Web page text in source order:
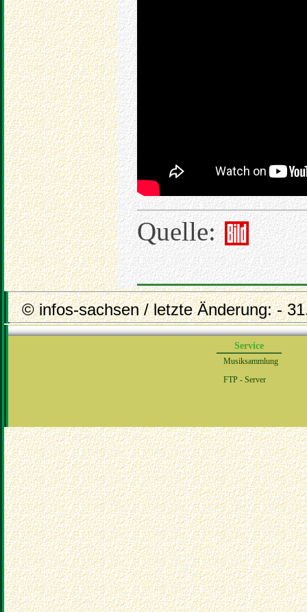
Quelle:
© infos-sachsen / letzte Änderung: -
Service
Musiksammlung
FTP - Server